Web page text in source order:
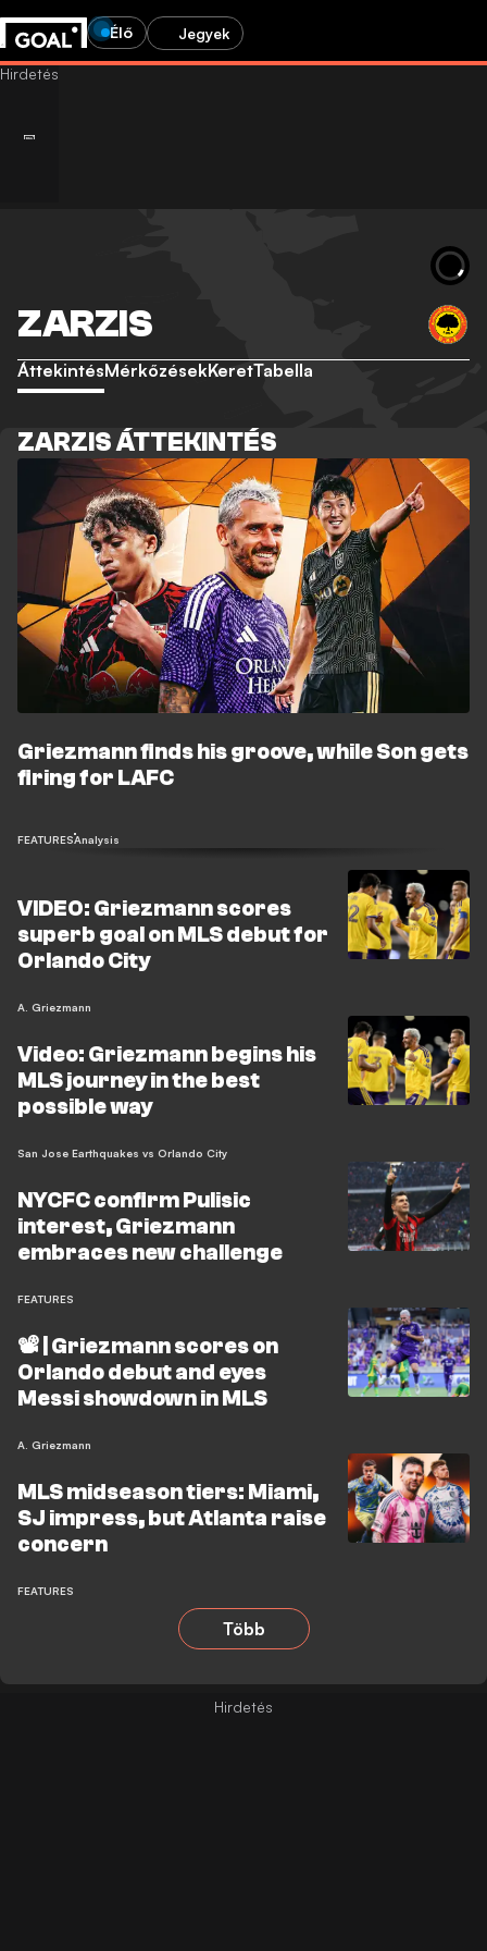
Élő Jegyek
ZARZIS
ÁttekintésMérkőzésekKeretTabella
ZARZIS ÁTTEKINTÉS
Griezmann finds his groove, while Son gets
firing for LAFC
FEATURESAnalysis
VIDEO: Griezmann scores
superb goal on MLS debut for
Orlando City
A. Griezmann
Video: Griezmann begins his
MLS journey in the best
possible way
San Jose Earthquakes vs Orlando City
NYCFC confirm Pulisic
interest, Griezmann
embraces new challenge
FEATURES
📽️ | Griezmann scores on
Orlando debut and eyes
Messi showdown in MLS
A. Griezmann
MLS midseason tiers: Miami,
SJ impress, but Atlanta raise
concern
FEATURES
Több